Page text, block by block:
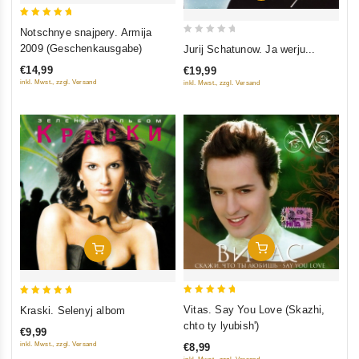
out of 5
Notschnye snajpery. Armija
2009 (Geschenkausgabe)
€14,99
inkl. Mwst., zzgl. Versand
out
of
Jurij Schatunow. Ja werju...
€19,99
inkl. Mwst., zzgl. Versand
In Den Warenkorb
Kraski. Selenyj albom
€9,99
inkl. Mwst., zzgl. Versand
In Den Warenkorb
Vitas. Say You Love (Skazhi,
chto ty lyubish')
€8,99